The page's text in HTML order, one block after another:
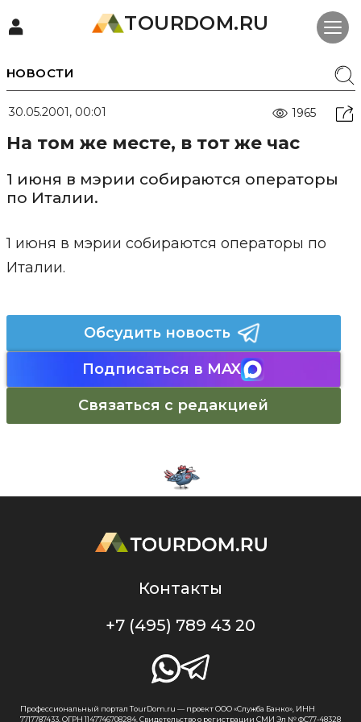
TOURDOM.RU
НОВОСТИ
30.05.2001, 00:01 1965
На том же месте, в тот же час
1 июня в мэрии собираются операторы
по Италии.
1 июня в мэрии собираются операторы по
Италии.
Обсудить новость
Подписаться в MAX
Связаться с редакцией
Контакты
+7 (495) 789 43 20
Профессиональный портал TourDom.ru — проект ООО «Служба Банко», ИНН
7717787433, ОГРН 1147746708284. Свидетельство о регистрации СМИ Эл № ФС77-48328